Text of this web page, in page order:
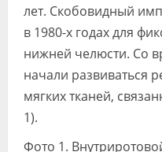
лет. Скобовидный
в 1980-х годах для
нижней челюсти. Со
начали развиваться
мягких тканей,
1).
Фото 1.